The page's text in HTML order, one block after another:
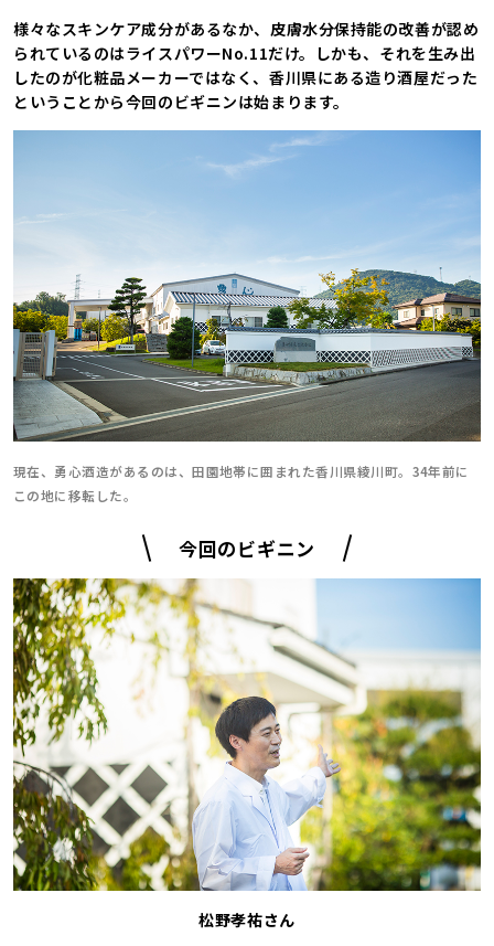
様々なスキンケア成分があるなか、皮膚水分保持能の改善が認め
られているのはライスパワーNo.11だけ。しかも、それを生み出
したのが化粧品メーカーではなく、香川県にある造り酒屋だった
ということから今回のビギニンは始まります。
現在、勇心酒造があるのは、田園地帯に囲まれた香川県綾川町。34年前に
この地に移転した。
今回のビギニン
松野孝祐さん